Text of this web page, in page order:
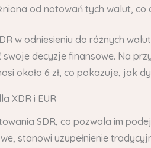
od notowań tych walut,
w odniesieniu do różnych
decyzje finansowe. Na
około 6 zł, co pokazuje, jak
XDR i EUR
SDR, co pozwala im
stanowi uzupełnienie